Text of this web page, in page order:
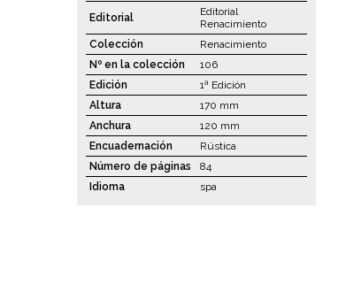
Editorial
Editorial
Renacimiento
Colección
Renacimiento
Nº en la colección
106
Edición
1ª Edición
Altura
170 mm
Anchura
120 mm
Encuadernación
Rústica
Número de páginas
84
Idioma
spa